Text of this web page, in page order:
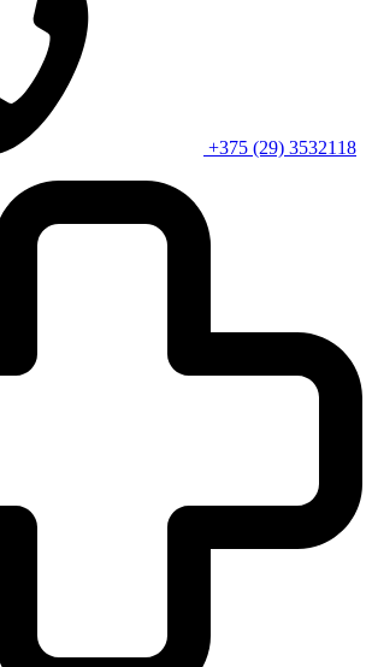
+375 (29) 3532118